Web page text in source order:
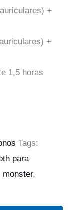
+
+
1,5 horas
Tags:
para
monster,